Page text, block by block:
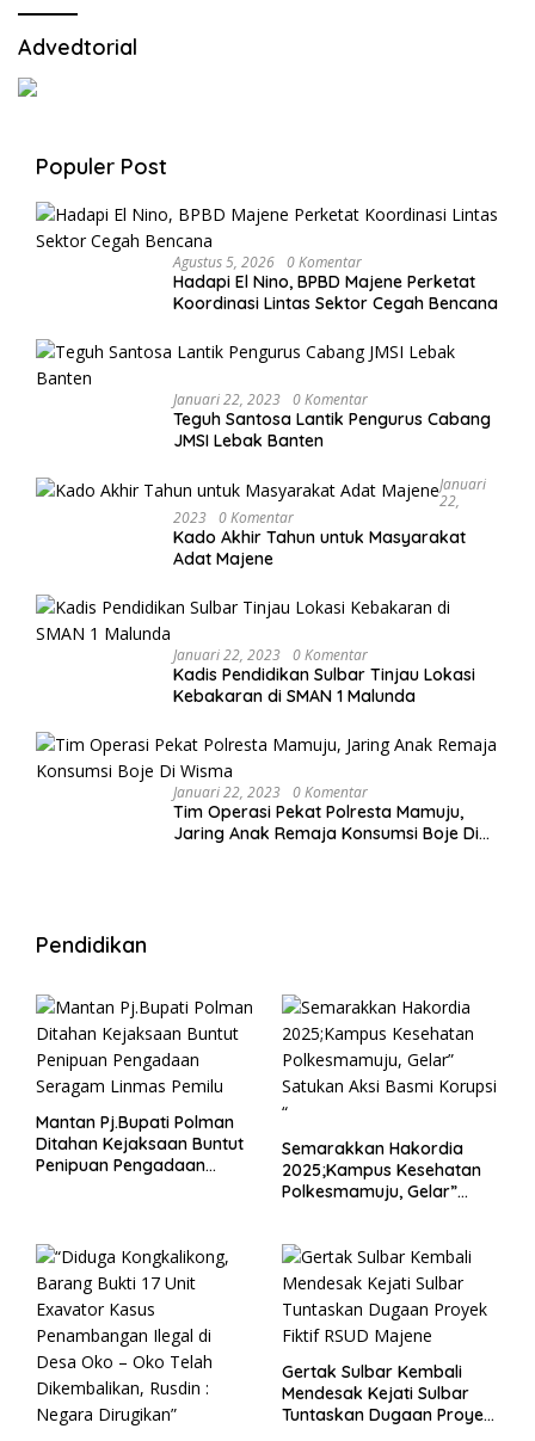
Advedtorial
Populer Post
Agustus 5, 2026 0 Komentar
Hadapi El Nino, BPBD Majene Perketat
Koordinasi Lintas Sektor Cegah Bencana
Januari 22, 2023 0 Komentar
Teguh Santosa Lantik Pengurus Cabang
JMSI Lebak Banten
Januari
22,
2023 0 Komentar
Kado Akhir Tahun untuk Masyarakat
Adat Majene
Januari 22, 2023 0 Komentar
Kadis Pendidikan Sulbar Tinjau Lokasi
Kebakaran di SMAN 1 Malunda
Januari 22, 2023 0 Komentar
Tim Operasi Pekat Polresta Mamuju,
Jaring Anak Remaja Konsumsi Boje Di
Pendidikan
Mantan Pj.Bupati Polman
Ditahan Kejaksaan Buntut
Penipuan Pengadaan
Semarakkan Hakordia
2025;Kampus Kesehatan
Polkesmamuju, Gelar”
Gertak Sulbar Kembali
Mendesak Kejati Sulbar
Tuntaskan Dugaan Proyek